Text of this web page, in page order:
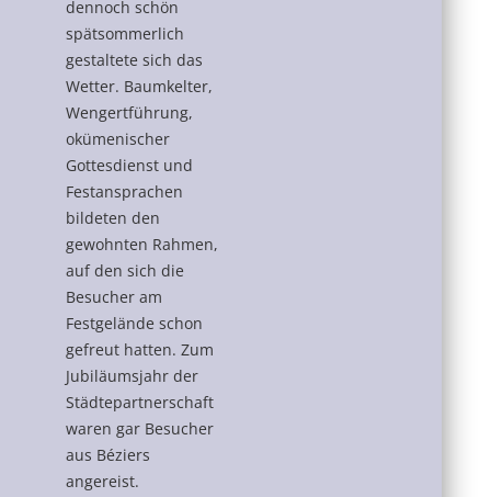
dennoch schön
spätsommerlich
gestaltete sich das
Wetter. Baumkelter,
Wengertführung,
okümenischer
Gottesdienst und
Festansprachen
bildeten den
gewohnten Rahmen,
auf den sich die
Besucher am
Festgelände schon
gefreut hatten. Zum
Jubiläumsjahr der
Städtepartnerschaft
waren gar Besucher
aus Béziers
angereist.